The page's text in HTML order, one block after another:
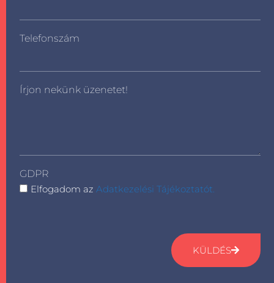
Telefonszám
Írjon nekünk üzenetet!
GDPR
Elfogadom azAdatkezelési Tájékoztatót.
KÜLDÉS